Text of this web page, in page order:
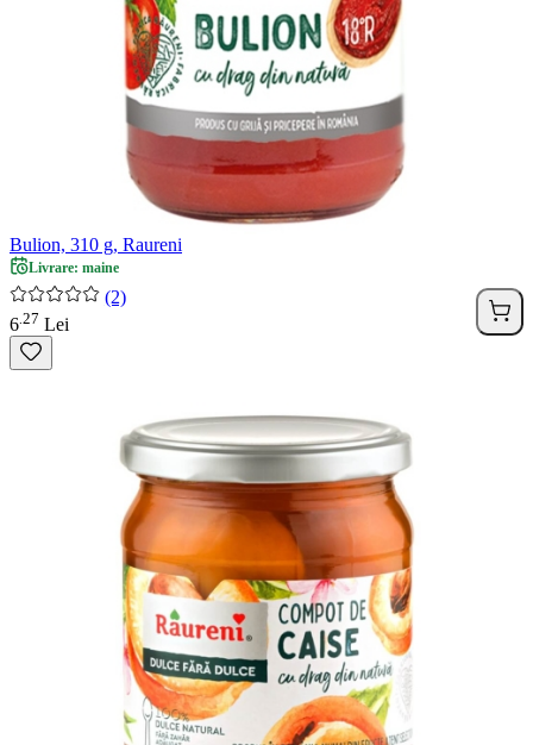
Bulion, 310 g, Raureni
Livrare: maine
(2)
6 27 Lei